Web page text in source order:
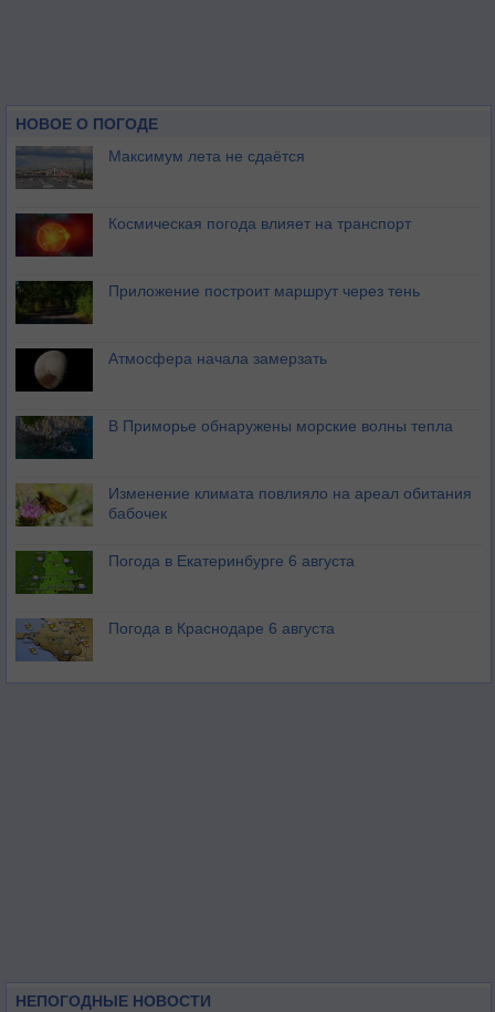
НОВОЕ О ПОГОДЕ
Максимум лета не сдаётся
Космическая погода влияет на транспорт
Приложение построит маршрут через тень
Атмосфера начала замерзать
В Приморье обнаружены морские волны тепла
Изменение климата повлияло на ареал обитания
бабочек
Погода в Екатеринбурге 6 августа
Погода в Краснодаре 6 августа
НЕПОГОДНЫЕ НОВОСТИ